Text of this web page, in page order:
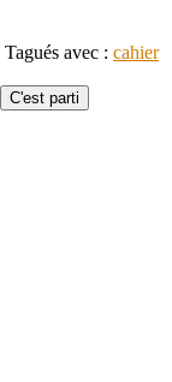
Tagués avec : cahier